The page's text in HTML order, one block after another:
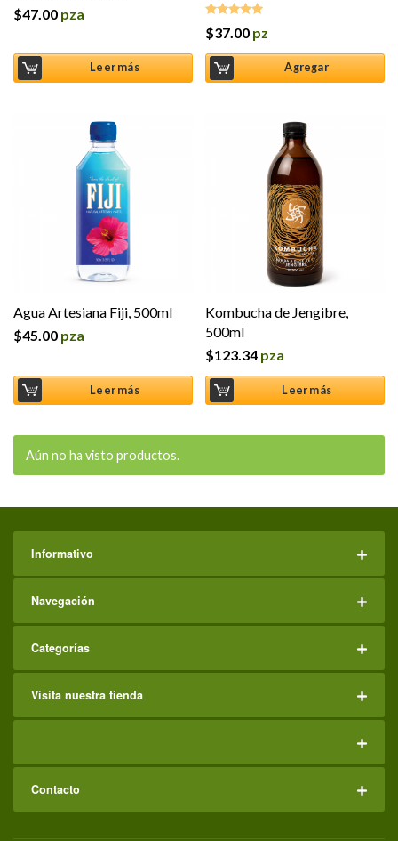
$47.00 pza
Leer más
Valorado en
$37.00 pz
Agregar
Agua Artesiana Fiji, 500ml
$45.00 pza
Leer más
Kombucha de Jengibre,
500ml
$123.34 pza
Leer más
Aún no ha visto productos.
Informativo
Navegación
Categorías
Visita nuestra tienda
Contacto